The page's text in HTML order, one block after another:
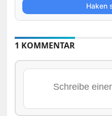
Haken
1 KOMMENTAR